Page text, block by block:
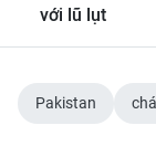
Media Y tế
Media Môi
với lũ lụt
Pakistan